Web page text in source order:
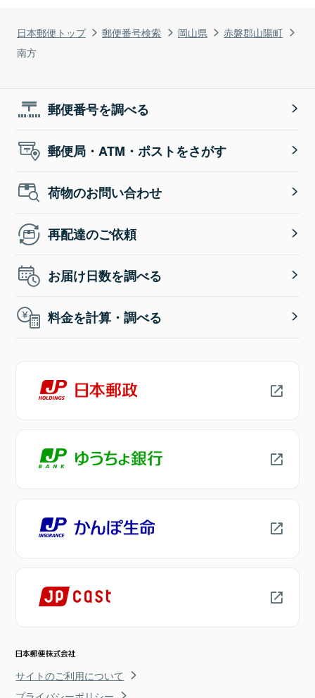
日本郵便トップ 郵便番号検索 岡山県
赤磐郡山陽町
南方
郵便番号を調べる
郵便局・ATM・ポストをさがす
荷物のお問い合わせ
再配達のご依頼
お届け日数を調べる
料金を計算・調べる
サイトのご利用について